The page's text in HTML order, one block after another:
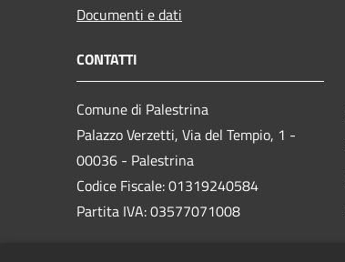
Documenti e dati
CONTATTI
Comune di Palestrina
Palazzo Verzetti, Via del Tempio, 1 -
00036 - Palestrina
Codice Fiscale: 01319240584
Partita IVA: 03577071008